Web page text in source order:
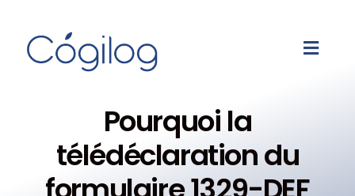
Pourquoi la
télédéclaration du